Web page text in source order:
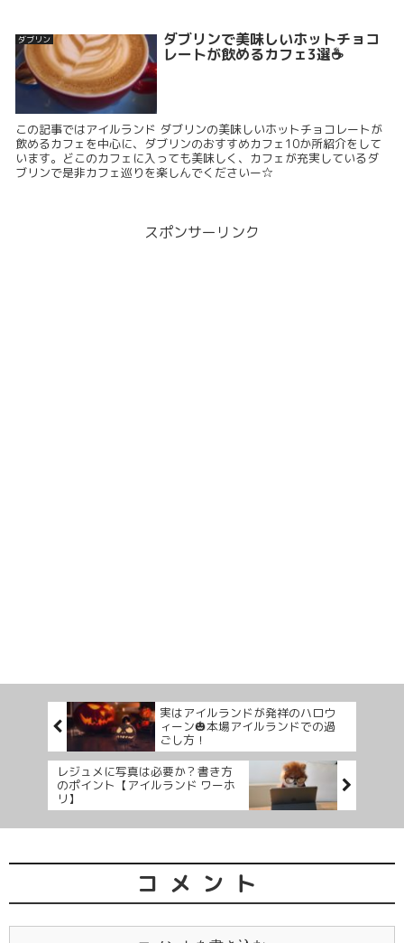
ダブリン ダブリンで美味しいホットチョコ
レートが飲めるカフェ3選☕
この記事ではアイルランド ダブリンの美味しいホットチョコレートが
飲めるカフェを中心に、ダブリンのおすすめカフェ10か所紹介をして
います。どこのカフェに入っても美味しく、カフェが充実しているダ
ブリンで是非カフェ巡りを楽しんでくださいー☆
スポンサーリンク
実はアイルランドが発祥のハロウ
ィーン🎃本場アイルランドでの過
ごし方！
レジュメに写真は必要か？書き方
のポイント【アイルランド ワーホ
リ】
コメント